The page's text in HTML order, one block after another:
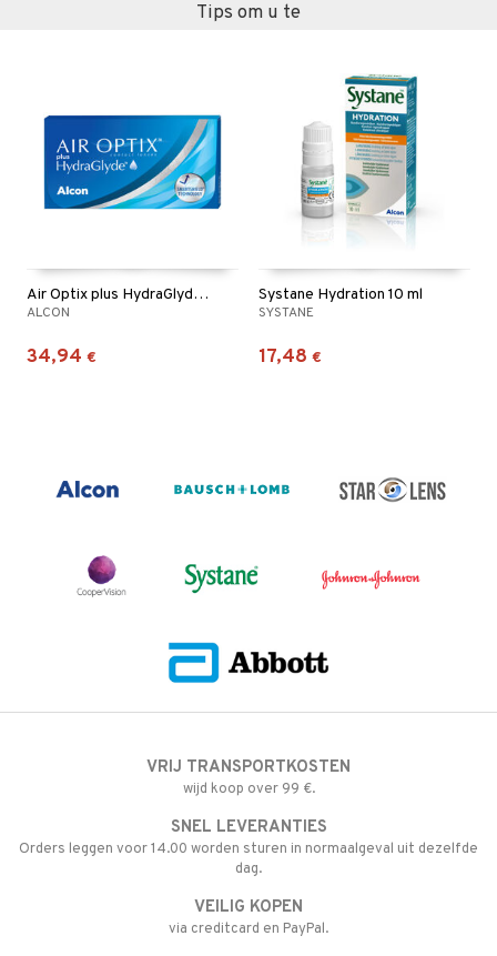
Tips om u te
Air Optix plus HydraGlyde 6p
ALCON
34,94 €
Systane Hydration 10 ml
SYSTANE
17,48 €
VRIJ TRANSPORTKOSTEN
wijd koop over 99 €.
SNEL LEVERANTIES
Orders leggen voor 14.00 worden sturen in normaalgeval uit dezelfde
dag.
VEILIG KOPEN
via creditcard en PayPal.